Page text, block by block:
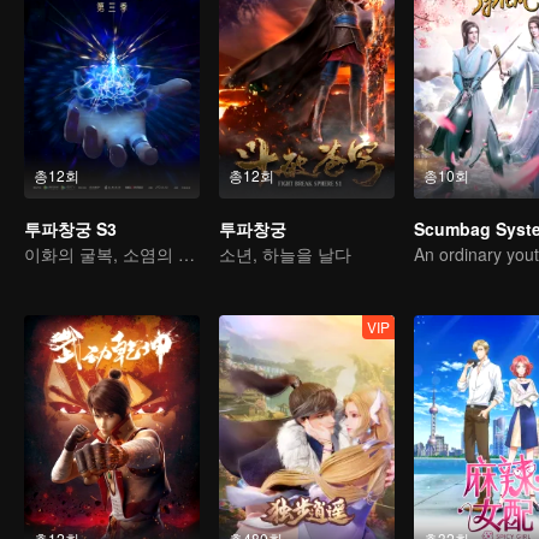
총12회
투파창궁 S3
이화의 굴복, 소염의 불노화련
총12회
투파창궁
소년, 하늘을 날다
총10회
Scumbag
VIP